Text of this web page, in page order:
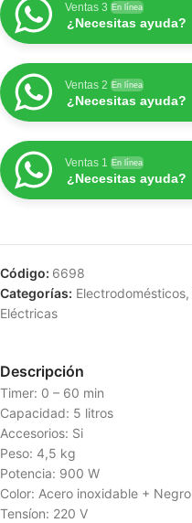
Ventas 3 En línea
¿Necesitas ayuda?
Ventas 2 En línea
¿Necesitas ayuda?
Ventas 1 En línea
¿Necesitas ayuda?
Código: 6698
Categorías: Electrodomésticos,
Eléctricas
Descripción
Timer: 0 – 60 min
Capacidad: 5 litros
Accesorios: Si
Peso: 4,5 kg
Potencia: 900 W
Color: Acero inoxidable + Negro
Tensíon: 220 V